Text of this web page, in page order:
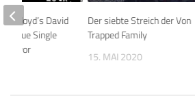
Der siebte Streich der Von
Trapped Family
15. MAI 2020
Floyd’s David
neue Single
vor